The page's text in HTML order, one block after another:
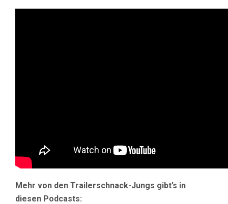
Mehr von den Trailerschnack-Jungs gibt’s in
diesen Podcasts: